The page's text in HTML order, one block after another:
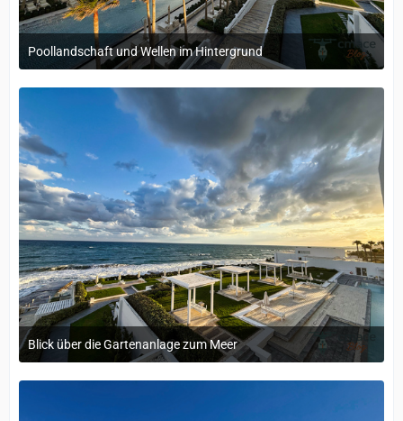
Poollandschaft und Wellen im Hintergrund
20. Mai 2026 um 14:02
Blick über die Gartenanlage zum Meer
20. Mai 2026 um 14:02